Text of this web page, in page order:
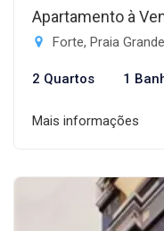
Apartamento à
Forte, Praia
2 Quartos 1
Mais informações